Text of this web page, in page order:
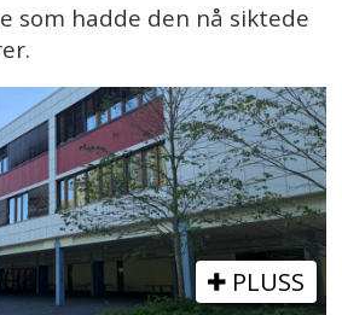
som hadde den nå siktede
PLUSS